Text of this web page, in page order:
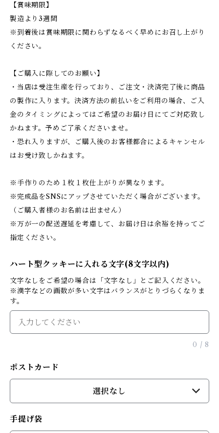
【賞味期限】
製造より3週間
※到着後は賞味期限に関わらずなるべく早めにお召し上がり
ください。
【ご購入に際してのお願い】
・当店は受注生産を行っており、ご注文・決済完了後に商品
の製作に入ります。決済方法の前払いをご利用の場合、ご入
金のタイミングによってはご希望のお届け日にてご対応致し
かねます。予めご了承くださいませ。
・恐れ入りますが、ご購入後のお客様都合によるキャンセル
はお受け致しかねます。
※手作りのため１枚１枚仕上がりが異なります。
※完成品をSNSにアップさせていただく場合がございます。
（ご購入者様のお名前は出ません）
※万が一の配送遅延を考慮して、お届け日は余裕を持ってご
指定ください。
ハート型クッキーに入れる文字(8文字以内)
文字なしをご希望の場合は「文字なし」とご記入ください。
※漢字などの画数が多い文字はバランスがとりづらくなりま
す。
0 /8
ポストカード
選択なし
手提げ袋